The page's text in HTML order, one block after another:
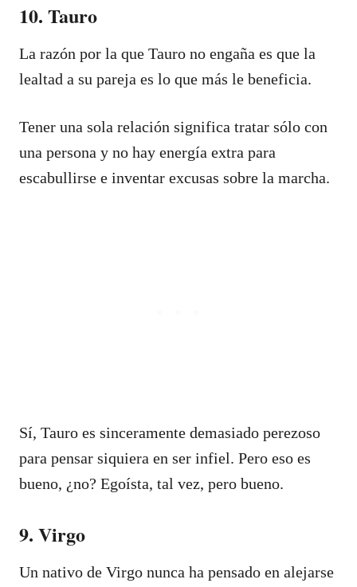
10. Tauro
La razón por la que Tauro no engaña es que la
lealtad a su pareja es lo que más le beneficia.
Tener una sola relación significa tratar sólo con
una persona y no hay energía extra para
escabullirse e inventar excusas sobre la marcha.
Sí, Tauro es sinceramente demasiado perezoso
para pensar siquiera en ser infiel. Pero eso es
bueno, ¿no? Egoísta, tal vez, pero bueno.
9. Virgo
Un nativo de Virgo nunca ha pensado en alejarse